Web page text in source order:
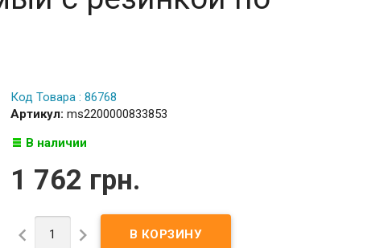
Код Товара : 86768
Артикул: ms2200000833853
В наличии
1 762 грн.
 